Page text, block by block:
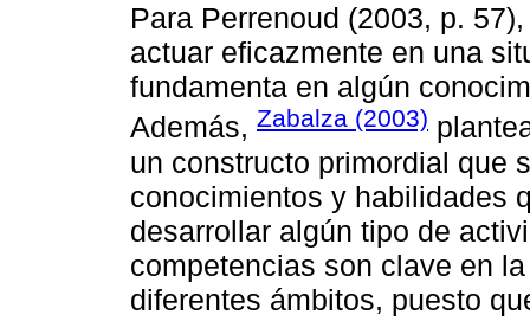
Para Perrenoud (2003, p.
actuar eficazmente en una
fundamenta en algún
Además, Zabalza (2003)
un constructo primordial que
conocimientos y habilidades
desarrollar algún tipo de
competencias son clave en
diferentes ámbitos, puesto